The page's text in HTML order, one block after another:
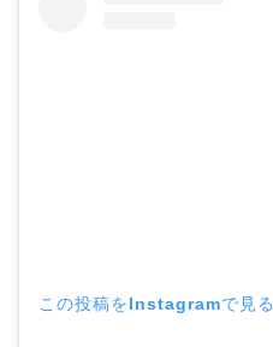
この投稿をInstagramで見る